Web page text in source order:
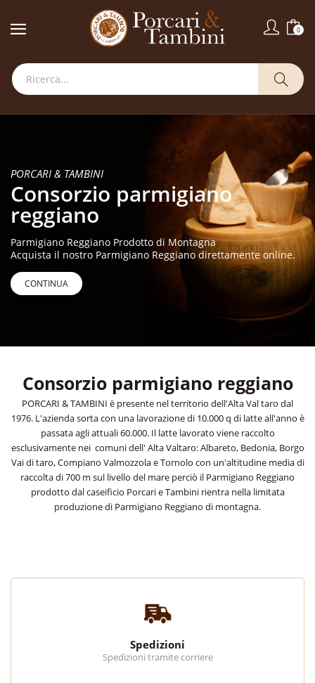
0
PORCARI & TAMBINI
Consorzio parmigiano
reggiano
Parmigiano Reggiano Prodotto di Montagna
Acquista il nostro Parmigiano Reggiano direttamente online.
CONTINUA
Consorzio parmigiano reggiano
PORCARI & TAMBINI è presente nel territorio dell'Alta Val taro dal
1976. L'azienda sorta con una lavorazione di 10.000 q di latte all'anno è
passata agli attuali 60.000. Il latte lavorato viene raccolto
esclusivamente nei comuni dell' Alta Valtaro: Albareto, Bedonia, Borgo
Vai di taro, Compiano Valmozzola e Tornolo con un'altitudine media di
raccolta di 700 m sul livello del mare perciò il Parmigiano Reggiano
prodotto dal caseificio Porcari e Tambini rientra nella limitata
produzione di Parmigiano Reggiano di montagna.
Spedizioni
Spedizioni tramite corriere